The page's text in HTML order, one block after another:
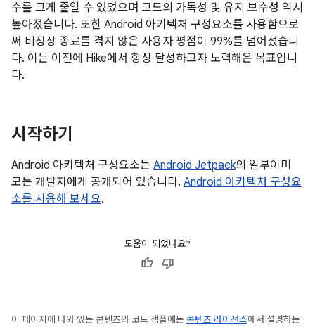
수를 크게 줄일 수 있었으며 코드의 가독성 및 유지 보수성 역시
높아졌습니다. 또한 Android 아키텍처 구성요소를 사용함으로
써 비정상 종료를 겪지 않은 사용자 평점이 99%를 넘어섰습니
다. 이는 이전에 Hike에서 항상 달성하고자 노력해온 목표입니
다.
시작하기
Android 아키텍처 구성요소는 Android Jetpack의 일부이며
모든 개발자에게 공개되어 있습니다. Android 아키텍처 구성요
소를 사용해 보세요.
도움이 되었나요?
이 페이지에 나와 있는 콘텐츠와 코드 샘플에는 콘텐츠 라이선스에서 설명하는